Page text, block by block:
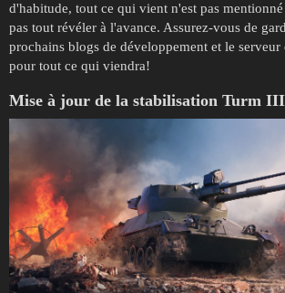
d'habitude, tout ce qui vient n'est pas
pas tout révéler à l'avance. Assurez-vous de
prochains blogs de développement et le
pour tout ce qui viendra!
Mise à jour de la stabilisation Turm III